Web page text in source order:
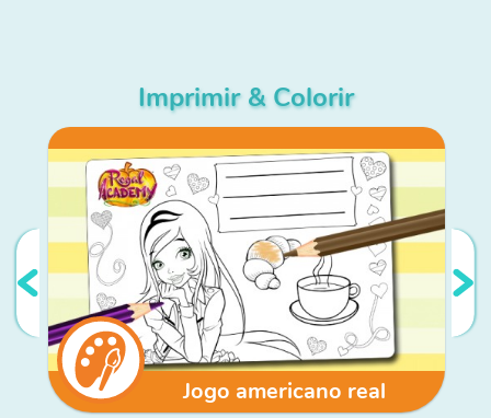
Imprimir & Colorir
Jogo americano real